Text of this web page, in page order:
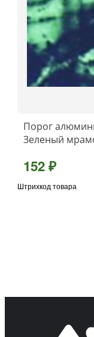
Порог алюминиевый А-1
Зеленый
152 ₽
Штрихкод товара